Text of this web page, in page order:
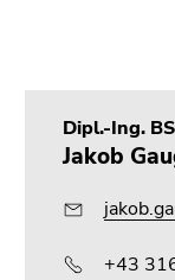
Dipl.-Ing.
Jakob
+43